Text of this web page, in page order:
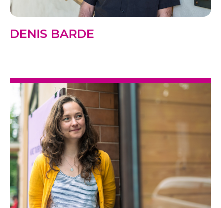
DENIS BARDE